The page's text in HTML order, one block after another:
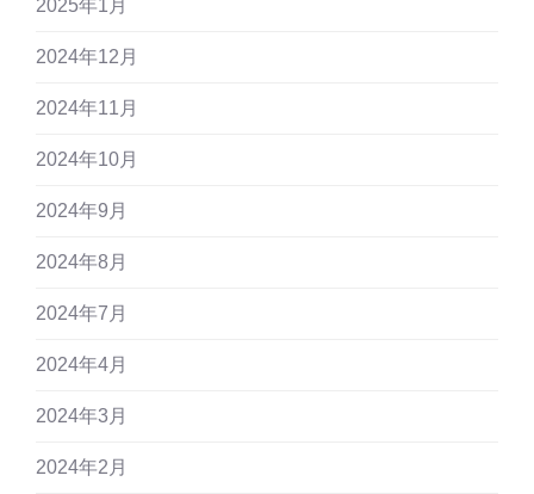
2025年1月
2024年12月
2024年11月
2024年10月
2024年9月
2024年8月
2024年7月
2024年4月
2024年3月
2024年2月